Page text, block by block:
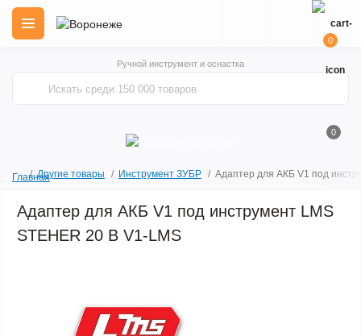
Ручной инструмент и оснастка
0
0
ГлавнаяДругие товары Инструмент ЗУБР Адаптер для АКБ V1 под
Адаптер для АКБ V1 под инструмент LMS
STEHER 20 В V1-LMS